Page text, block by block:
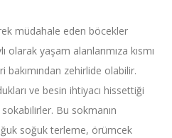
müdahale eden böcekler
olarak yaşam alanlarımıza kısmı
bakımından zehirlide olabilir.
ve besin ihtiyacı hissettiği
Bu sokmanın
soğuk terleme, örümcek